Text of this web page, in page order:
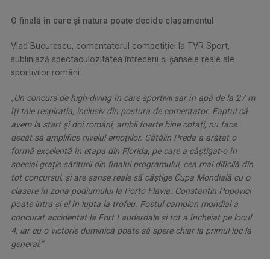
O finală în care și natura poate decide clasamentul
Vlad Bucurescu, comentatorul competiției la TVR Sport,
subliniază spectaculozitatea întrecerii și șansele reale ale
sportivilor români.
„Un concurs de high-diving în care sportivii sar în apă de la 27 m
îți taie respirația, inclusiv din postura de comentator. Faptul că
avem la start și doi români, ambii foarte bine cotați, nu face
decât să amplifice nivelul emoțiilor. Cătălin Preda a arătat o
formă excelentă în etapa din Florida, pe care a câștigat-o în
special grație săriturii din finalul programului, cea mai dificilă din
tot concursul, și are șanse reale să câștige Cupa Mondială cu o
clasare în zona podiumului la Porto Flavia. Constantin Popovici
poate intra și el în lupta la trofeu. Fostul campion mondial a
concurat accidentat la Fort Lauderdale și tot a încheiat pe locul
4, iar cu o victorie duminică poate să spere chiar la primul loc la
general.”